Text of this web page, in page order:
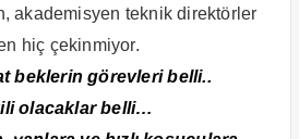
akademisyen teknik direktörler
hiç çekinmiyor.
beklerin görevleri belli..
olacaklar belli…